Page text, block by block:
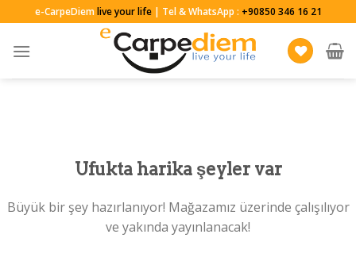
to
content
e-CarpeDiemlive your life| Tel & WhatsApp : +90850 346 16 21
Ufukta harika şeyler var
Büyük bir şey hazırlanıyor! Mağazamız üzerinde çalışılıyor
ve yakında yayınlanacak!